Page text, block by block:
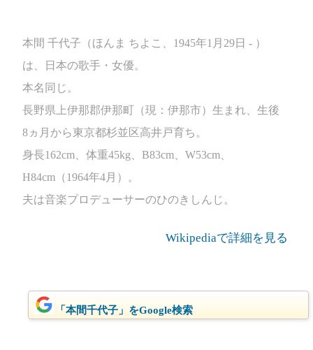
本間 千代子（ほんま ちよこ、1945年1月29日 - ）
は、日本の歌手・女優。
本名同じ。
長野県上伊那郡伊那町（現：伊那市）生まれ、生後
8ヵ月から東京都杉並区高井戸育ち。
身長162cm、体重45kg、B83cm、W53cm、
H84cm（1964年4月）。
夫は音楽プロデューサーのひのきしんじ。
Wikipediaで詳細を見る
「本間千代子」をGoogle検索